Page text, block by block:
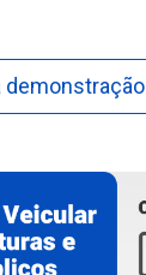
demonstração